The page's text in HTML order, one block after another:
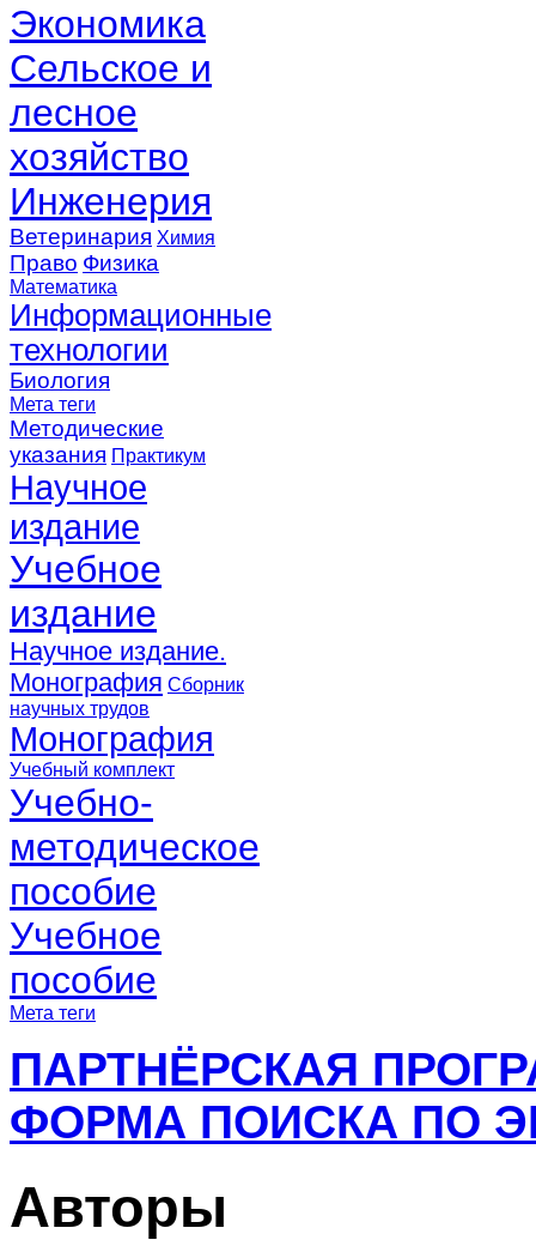
Экономика
Сельское и
лесное
хозяйство
Инженерия
Ветеринария Химия
Право Физика
Математика
Информационные
технологии
Биология
Мета теги
Методические
указания Практикум
Научное
издание
Учебное
издание
Научное издание.
Монография Сборник
научных трудов
Монография
Учебный комплект
Учебно-
методическое
пособие
Учебное
пособие
Мета теги
ПАРТНЁРСКАЯ
ФОРМА ПОИСКА ПО
Авторы